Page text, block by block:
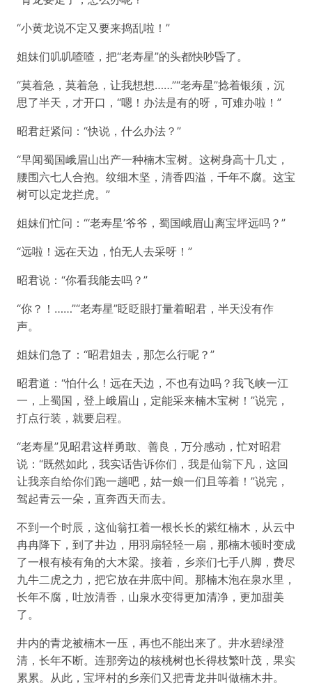
“小黄龙说不定又要来捣乱啦！”
姐妹们叽叽喳喳，把“老寿星”的头都快吵昏了。
“莫着急，莫着急，让我想想……”“老寿星”捻着银须，沉
思了半天，才开口，“嗯！办法是有的呀，可难办啦！”
昭君赶紧问：“快说，什么办法？”
“早闻蜀国峨眉山出产一种楠木宝树。这树身高十几丈，
腰围六七人合抱。纹细木坚，清香四溢，千年不腐。这宝
树可以定龙拦虎。”
姐妹们忙问：“‘老寿星’爷爷，蜀国峨眉山离宝坪远吗？”
“远啦！远在天边，怕无人去采呀！”
昭君说：“你看我能去吗？”
“你？！……”“老寿星”眨眨眼打量着昭君，半天没有作
声。
姐妹们急了：“昭君姐去，那怎么行呢？”
昭君道：“怕什么！远在天边，不也有边吗？我飞峡一江
一，上蜀国，登上峨眉山，定能采来楠木宝树！”说完，
打点行装，就要启程。
“老寿星”见昭君这样勇敢、善良，万分感动，忙对昭君
说：“既然如此，我实话告诉你们，我是仙翁下凡，这回
让我亲自给你们跑一趟吧，姑一娘一们且等着！”说完，
驾起青云一朵，直奔西天而去。
不到一个时辰，这仙翁扛着一根长长的紫红楠木，从云中
冉冉降下，到了井边，用羽扇轻轻一扇，那楠木顿时变成
了一根有棱有角的大木梁。接着，乡亲们七手八脚，费尽
九牛二虎之力，把它放在井底中间。那楠木泡在泉水里，
长年不腐，吐放清香，山泉水变得更加清净，更加甜美
了。
井内的青龙被楠木一压，再也不能出来了。井水碧绿澄
清，长年不断。连那旁边的核桃树也长得枝繁叶茂，果实
累累。从此，宝坪村的乡亲们又把青龙井叫做楠木井。